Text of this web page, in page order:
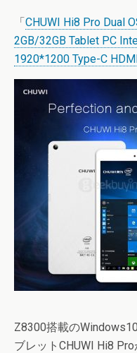
「CHUWI Hi8 Pro Dual
2GB/32GB Tablet PC
1920*1200 Type-C
Z8300搭載の
ブレットCHUWI Hi8 Pro